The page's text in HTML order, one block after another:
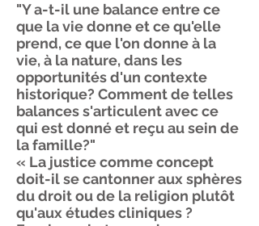
"Y a-t-il une balance entre ce
que la vie donne et ce qu'elle
prend, ce que l'on donne à la
vie, à la nature, dans les
opportunités d'un contexte
historique? Comment de telles
balances s'articulent avec ce
qui est donné et reçu au sein de
la famille?"
« La justice comme concept
doit-il se cantonner aux sphères
du droit ou de la religion plutôt
qu'aux études cliniques ?